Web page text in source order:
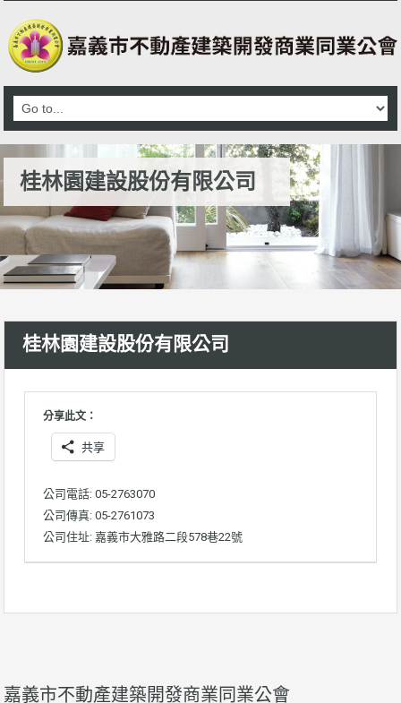
桂林園建設股份有限公司
桂林園建設股份有限公司
分享此文：
共享
公司電話: 05-2763070
公司傳真: 05-2761073
公司住址: 嘉義市大雅路二段578巷22號
嘉義市不動產建築開發商業同業公會